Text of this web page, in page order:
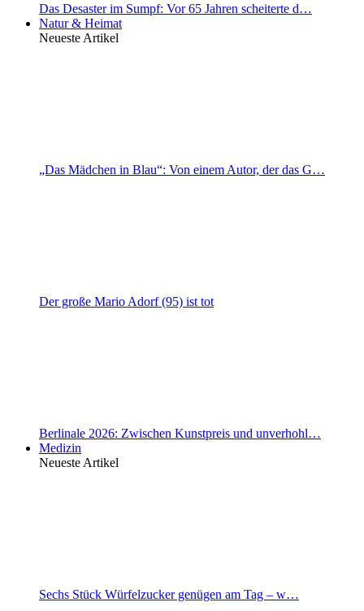
Das Desaster im Sumpf: Vor 65 Jahren scheiterte d…
Natur & Heimat
Neueste Artikel
„Das Mädchen in Blau“: Von einem Autor, der das G…
Der große Mario Adorf (95) ist tot
Berlinale 2026: Zwischen Kunstpreis und unverhohl…
Medizin
Neueste Artikel
Sechs Stück Würfelzucker genügen am Tag – w…